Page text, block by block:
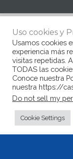
Uso cookies y
Usamos cookies
experiencia más
visitas repetidas.
TODAS las
Conoce nuestra
nuestra https://
Do not sell my
Cookie Settings